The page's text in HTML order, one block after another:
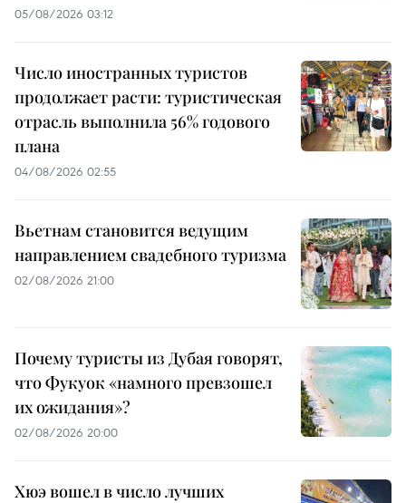
05/08/2026 03:12
Число иностранных туристов
продолжает расти: туристическая
отрасль выполнила 56% годового
плана
04/08/2026 02:55
Вьетнам становится ведущим
направлением свадебного туризма
02/08/2026 21:00
Почему туристы из Дубая говорят,
что Фукуок «намного превзошел
их ожидания»?
02/08/2026 20:00
Хюэ вошел в число лучших